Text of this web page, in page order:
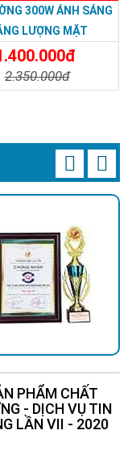
300W ÁNH SÁNG
LƯỢNG MẶT
Light 300W
2.350.000đ
PHẨM CHẤT
- DỊCH VỤ TIN
LẦN VII - 2020